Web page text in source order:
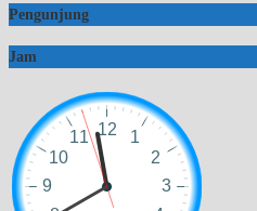
Pengunjung
Jam